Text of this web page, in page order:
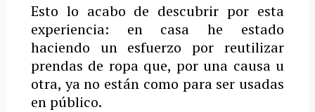
Esto lo acabo de descubrir por esta
experiencia: en casa he estado
haciendo un esfuerzo por reutilizar
prendas de ropa que, por una causa u
otra, ya no están como para ser usadas
en público.